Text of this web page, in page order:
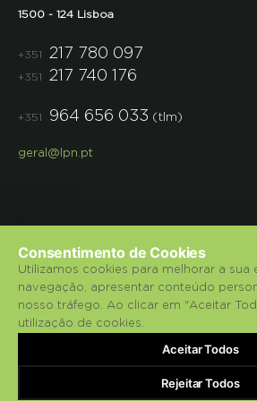
1500 - 124 Lisboa
+351 217 780 097
+351 217 740 176
+351 964 656 033 (tlm)
geral@lpn.pt
© 2018 Liga para a Protecção
Política de
Powered by
Consentimento de Cookies
Utilizamos cookies para melhorar a sua
navegação, apresentar conteúdo
nosso tráfego. Ao clicar em "Aceitar
utilização de cookies.
Rejeitar Todos
Aceitar Todos